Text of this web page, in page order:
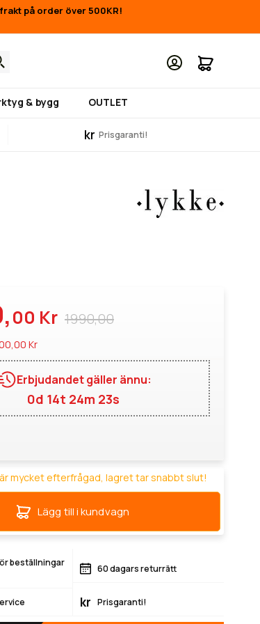
på order över 500KR!
Min
& bygg OUTLET
kr Prisgaranti!
1990,00
00 Kr
Kr
Erbjudandet gäller ännu:
0d 14t 24m 22s
mycket efterfrågad, lagret tar snabbt slut!
Lägg till i kundvagn
beställningar
60 dagars returrätt
kr Prisgaranti!